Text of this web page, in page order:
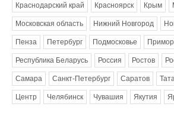
Краснодарский край Красноярск Крым
Московская область Нижний Новгород
Пенза Петербург Подмосковье
Республика Беларусь Россия Ростов
Самара Санкт-Петербург Саратов
Центр Челябинск Чувашия Якутия